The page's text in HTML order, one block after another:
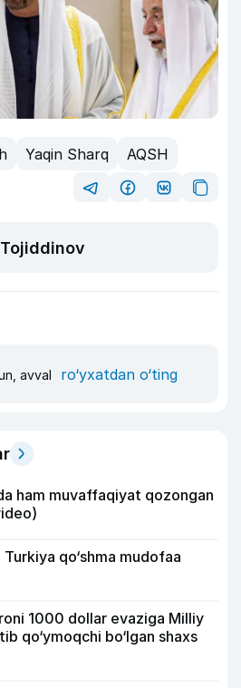
Yaqin Sharq
AQSH
avval ro‘yxatdan o‘ting
ham muvaffaqiyat qozongan
qo‘shma mudofaa
1000 dollar evaziga Milliy
qo‘ymoqchi bo‘lgan shaxs